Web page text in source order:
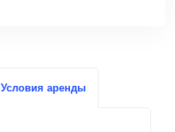
Условия аренды